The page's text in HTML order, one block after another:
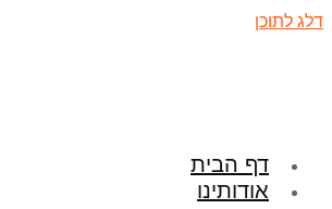
דלג לתוכן
דף הבית
אודותינו